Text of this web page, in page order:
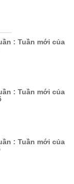
: Tuần mới của
: Tuần mới của
: Tuần mới của